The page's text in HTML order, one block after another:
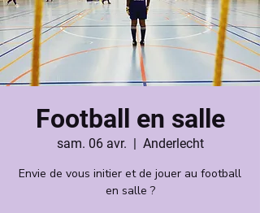
Football en salle
sam. 06 avr.
  |
Anderlecht
Envie de vous initier et de jouer au football
en salle ?